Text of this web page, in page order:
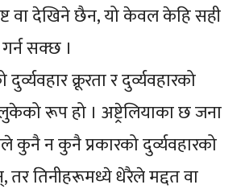
वा देखिने छैन, यो केवल केहि सही
सक्छ ।
क्रूरता र दुर्व्यवहारको
लुकेको रूप हो । अष्ट्रेलियाका छ जना
न कुनै प्रकारको दुर्व्यवहारको
तिनीहरूमध्ये धेरैले मद्दत वा